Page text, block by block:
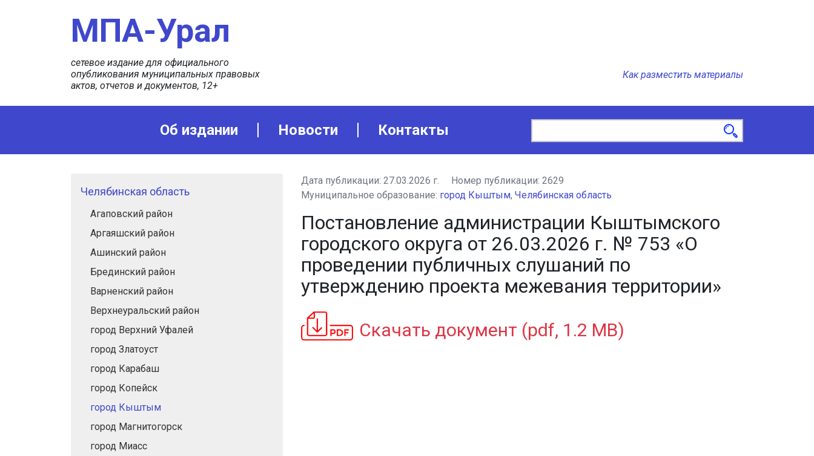
МПА-Урал
сетевое издание для официального
опубликования муниципальных правовых
актов, отчетов и документов, 12+
Как разместить материалы
Об издании Новости Контакты
Челябинская область
Агаповский район
Аргаяшский район
Ашинский район
Брединский район
Варненский район
Верхнеуральский район
город Верхний Уфалей
город Златоуст
город Карабаш
город Копейск
город Кыштым
город Магнитогорск
город Миасс
Дата публикации: 27.03.2026 г. Номер публикации: 2629
Муниципальное образование: город Кыштым, Челябинская область
Постановление администрации Кыштымского
городского округа от 26.03.2026 г. № 753 «О
проведении публичных слушаний по
утверждению проекта межевания территории»
Скачать документ (pdf, 1.2 MB)